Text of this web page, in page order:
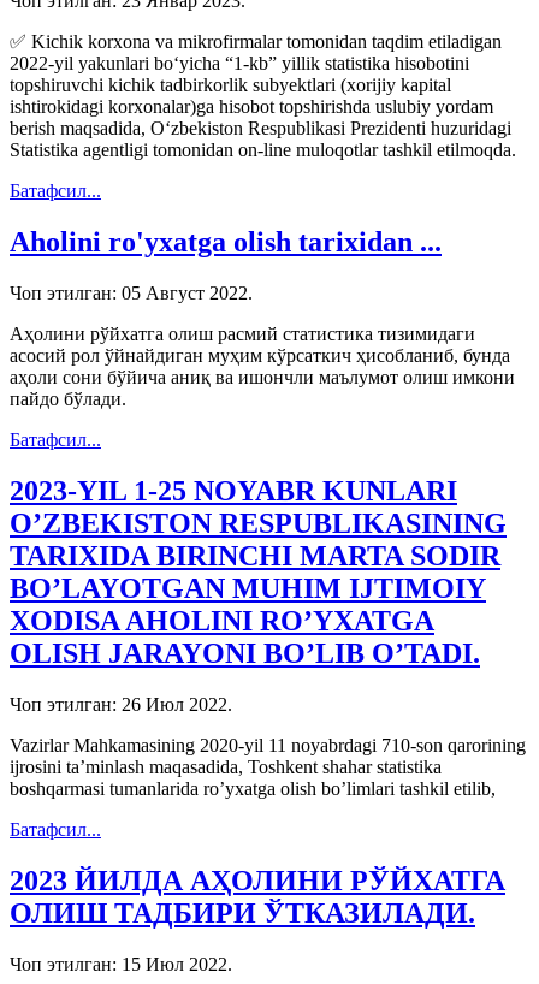
✅ Kichik korxona va mikrofirmalar tomonidan taqdim etiladigan
2022-yil yakunlari boʻyicha “1-kb” yillik statistika hisobotini
topshiruvchi kichik tadbirkorlik subyektlari (xorijiy kapital
ishtirokidagi korxonalar)ga hisobot topshirishda uslubiy yordam
berish maqsadida, Oʻzbekiston Respublikasi Prezidenti huzuridagi
Statistika agentligi tomonidan on-line muloqotlar tashkil etilmoqda.
Батафсил...
Aholini ro'yxatga olish tarixidan ...
Чоп этилган: 05 Август 2022.
Аҳолини рўйхатга олиш расмий статистика тизимидаги
асосий рол ўйнайдиган муҳим кўрсаткич ҳисобланиб, бунда
аҳоли сони бўйича аниқ ва ишончли маълумот олиш имкони
пайдо бўлади.
Батафсил...
2023-YIL 1-25 NOYABR KUNLARI
O’ZBEKISTON RESPUBLIKASINING
TARIXIDA BIRINCHI MARTA SODIR
BO’LAYOTGAN MUHIM IJTIMOIY
XODISA AHOLINI RO’YXATGA
OLISH JARAYONI BO’LIB O’TADI.
Чоп этилган: 26 Июл 2022.
Vazirlar Mahkamasining 2020-yil 11 noyabrdagi 710-son qarorining
ijrosini ta’minlash maqasadida, Toshkent shahar statistika
boshqarmasi tumanlarida ro’yxatga olish bo’limlari tashkil etilib,
Батафсил...
2023 ЙИЛДА АҲОЛИНИ РЎЙХАТГА
ОЛИШ ТАДБИРИ ЎТКАЗИЛАДИ.
Чоп этилган: 15 Июл 2022.